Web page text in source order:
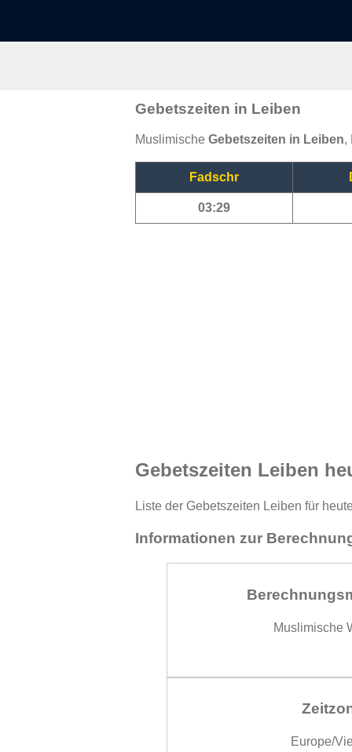
Gebetszeiten in Leiben
Muslimische Gebetszeiten in Leiben,
Fadschr
03:29
Gebetszeiten Leiben
Liste der Gebetszeiten Leiben für
Informationen zur
Muslimische
Europe/